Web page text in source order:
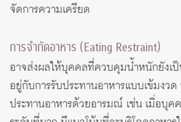
จัดการความเครียด
การจำกัดอาหาร (Eating Restraint)
อาจส่งผลให้บุคคลที่ควบคุมน้ำหนักยังเ
อยู่กับการรับประทานอาหารแบบเข้มงวด
ประทานอาหารด้วยอารมณ์ เช่น เมื่อบุค